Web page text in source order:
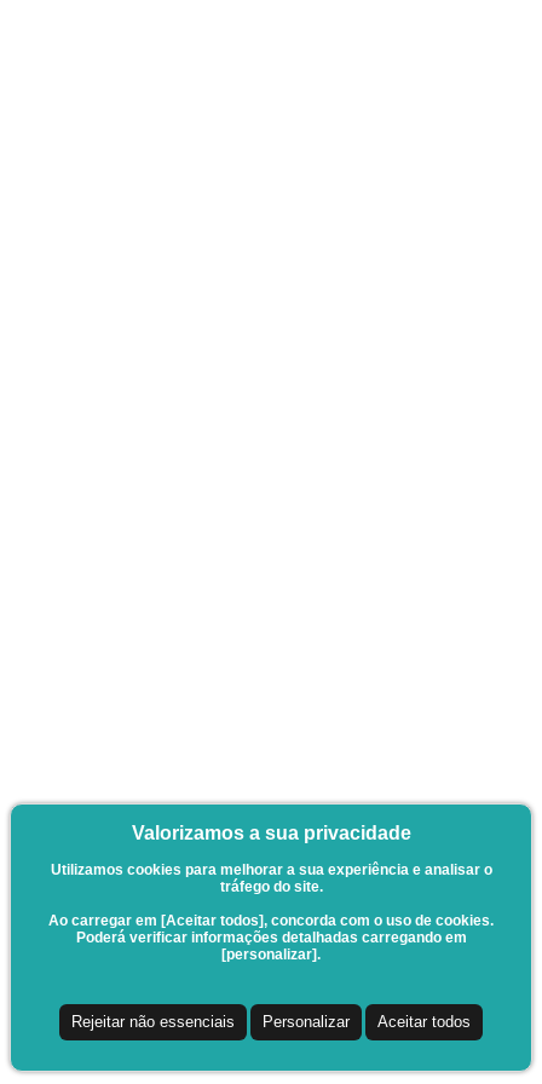
Valorizamos a sua privacidade
Utilizamos cookies para melhorar a sua experiência e analisar o
tráfego do site.
Ao carregar em [Aceitar todos], concorda com o uso de cookies.
Poderá verificar informações detalhadas carregando em
[personalizar].
Rejeitar não essenciais Personalizar Aceitar todos